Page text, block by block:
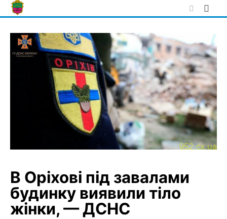
Skip
to
В Оріхові під завалами
будинку виявили тіло
жінки, — ДСНС